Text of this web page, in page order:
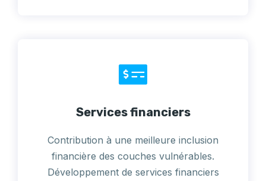
Services financiers
Contribution à une meilleure inclusion
financière des couches vulnérables.
Développement de services financiers